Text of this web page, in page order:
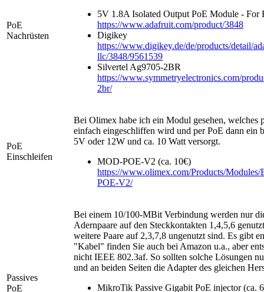
PoE
Nachrüsten
5V 1.8A Isolated Output PoE Module - For
https://www.adafruit.com/product/3848
Digikey
https://www.digikey.de/de/products/detail/
llc/3848/9561539
Silvertel Ag9705-2BR
https://www.symmetryelectronics.com/
2br/
PoE
Einschleifen
Bei Olimex habe ich ein Modul gesehen, welches
einfach eingeschliffen wird und per PoE dann ein
5V oder 12W und ca. 10 Watt versorgt.
MOD-POE-V2 (ca. 10€)
https://www.olimex.com/Products/
POE-V2/
Passives
PoE
Bei einem 10/100-MBit Verbindung werden nur
Adernpaare auf den Steckkontakten 1,4,5,6
weitere Paare auf 2,3,7,8 ungenutzt sind. Es gibt
"Kabel" finden Sie auch bei Amazon u.a., aber
nicht IEEE 802.3af. So sollten solche Lösungen
und an beiden Seiten die Adapter des gleichen
MikroTik Passive Gigabit PoE injector (ca.